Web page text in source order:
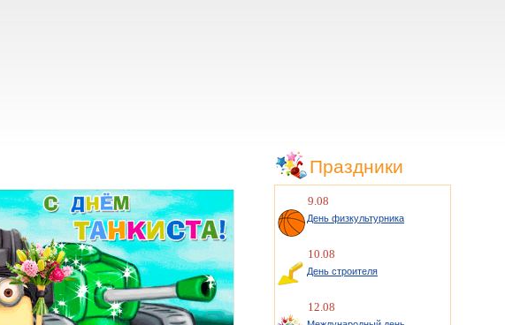
Праздники
9.08
День физкультурника
10.08
День строителя
12.08